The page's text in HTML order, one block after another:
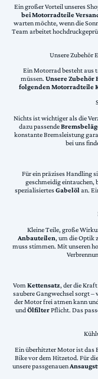
Ein großer Vorteil unseres
bei Motorradteile
warten möchte, wenn die
Team arbeitet
Unsere Zubehör
Ein Motorrad besteht aus
müssen. Unsere Zubehör
folgenden Motorradteile
Nichts ist wichtiger als die
dazu passende
konstante Bremsleistung
bei uns
Für ein präzises Handling
geschmeidig eintauchen,
spezialisiertesGabelölan.
Kleine Teile, große
Anbauteilen, um die Optik
muss stimmen. Mit unseren
VomKettensatz, der die
saubere Gangwechsel sorgt
der Motor frei atmen kann
undÖlfilterPflicht. Das
Ein überhitzter Motor ist das
Bike vor dem Hitzetod. Für
unsere passgenauen